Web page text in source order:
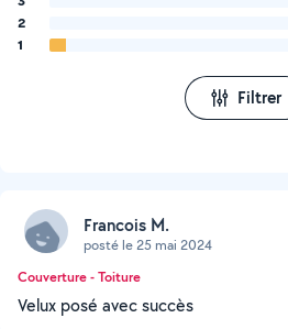
2
1
Filtrer
Francois M.
posté le 25 mai 2024
Couverture - Toiture
Velux posé avec succès